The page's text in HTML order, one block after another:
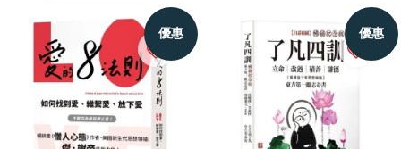
優惠 優惠